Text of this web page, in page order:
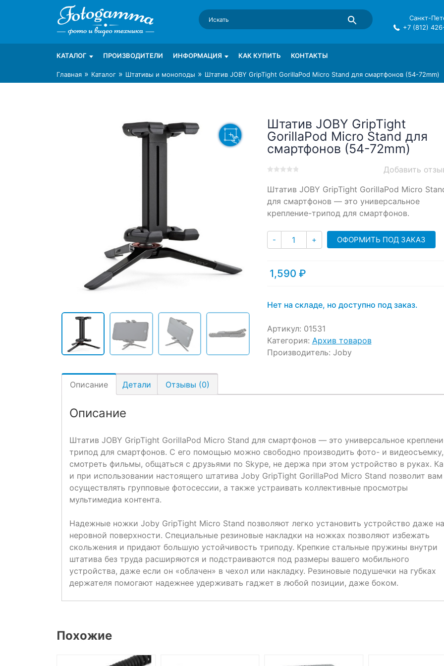
Интернет-магазин фототехники Foto-Gamma в СПб
Магазин фотоаксессуаров foto-gamma.ru
Санкт-
+7 (812)
КАТАЛОГ ПРОИЗВОДИТЕЛИ ИНФОРМАЦИЯ КАК КУПИТЬ КОНТАКТЫ
Главная » Каталог » Штативы и моноподы » Штатив JOBY GripTight GorillaPod Micro Stand для смартфонов (54-72mm)
Штатив JOBY GripTight
GorillaPod Micro Stand для
смартфонов (54-72mm)
out
based
on
Добавить
Штатив JOBY GripTight GorillaPod Micro
для смартфонов — это универсальное
крепление-трипод для смартфонов.
- Количество
+ ОФОРМИТЬ ПОД ЗАКАЗ
1,590 ₽
Нет на складе, но доступно под заказ.
Артикул: 01531
Категория: Архив товаров
Производитель: Joby
Описание Детали Отзывы (0)
Описание
Штатив JOBY GripTight GorillaPod Micro Stand для смартфонов — это универсальное
трипод для смартфонов. С его помощью можно свободно производить фото- и видеосъемку,
смотреть фильмы, общаться с друзьями по Skype, не держа при этом устройство в руках.
и при использовании настоящего штатива Joby GripTight GorillaPod Micro Stand позволит вам
осуществлять групповые фотосессии, а также устраивать коллективные просмотры
мультимедиа контента.
Надежные ножки Joby GripTight Micro Stand позволяют легко установить устройство даже на
неровной поверхности. Специальные резиновые накладки на ножках позволяют избежать
скольжения и придают большую устойчивость триподу. Крепкие стальные пружины внутри
штатива без труда расширяются и подстраиваются под размеры вашего мобильного
устройства, даже если он «облачен» в чехол или накладку. Резиновые подушечки на губках
держателя помогают надежнее удерживать гаджет в любой позиции, даже боком.
Похожие